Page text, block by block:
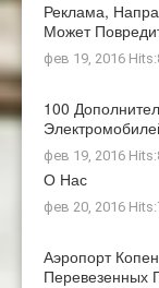
Реклама,
Может
фев 19, 2016
100
фев 19, 2016
О Нас
фев 20, 2016
Аэропорт
Перевезенных